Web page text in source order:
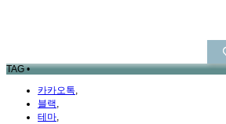
TAG •
카카오톡,
블랙,
테마,